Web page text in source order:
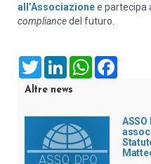
all’Associazionee partecipa
compliancedel futuro.
TwitterLinkedInWhatsApp
Altre news